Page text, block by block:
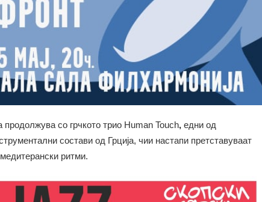
со грчкото трио Human Touch, едни од
состави од Грција, чии настапи претставуваат
ритми.